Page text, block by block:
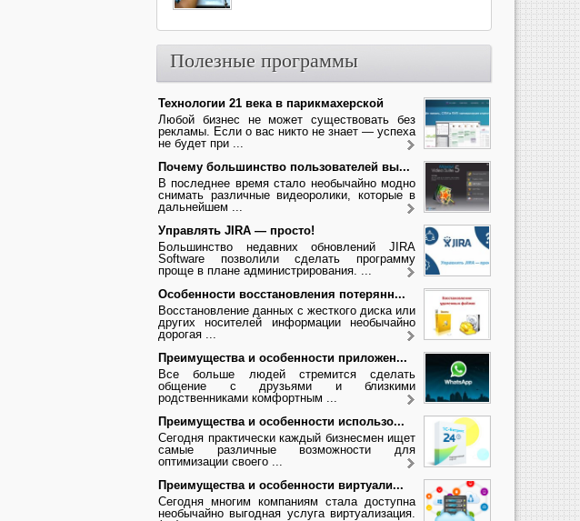
Полезные программы
Технологии 21 века в парикмахерской
Любой бизнес не может существовать без
рекламы. Если о вас никто не знает — успеха
не будет при ...
Почему большинство пользователей вы...
В последнее время стало необычайно модно
снимать различные видеоролики, которые в
дальнейшем ...
Управлять JIRA — просто!
Большинство недавних обновлений JIRA
Software позволили сделать программу
проще в плане администрирования. ...
Особенности восстановления потерянн...
Восстановление данных с жесткого диска или
других носителей информации необычайно
дорогая ...
Преимущества и особенности приложен...
Все больше людей стремится сделать
общение с друзьями и близкими
родственниками комфортным ...
Преимущества и особенности использо...
Сегодня практически каждый бизнесмен ищет
самые различные возможности для
оптимизации своего ...
Преимущества и особенности виртуали...
Сегодня многим компаниям стала доступна
необычайно выгодная услуга виртуализация.